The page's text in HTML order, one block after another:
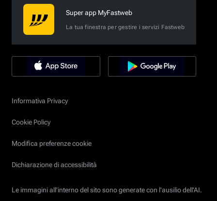
Super app MyFastweb
La tua finestra per gestire i servizi Fastweb
Informativa Privacy
Cookie Policy
Modifica preferenze cookie
Dichiarazione di accessibilità
Le immagini all’interno del sito sono generate con l'ausilio dell'AI.